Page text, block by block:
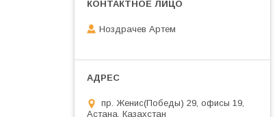
Ноздрачев Артем
пр. Женис(Победы) 29, офисы 19,
Астана, Казахстан